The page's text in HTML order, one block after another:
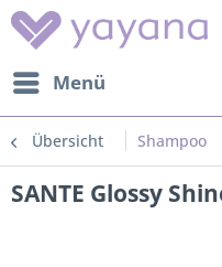
Menü
Übersicht Shampoo
SANTE Glossy